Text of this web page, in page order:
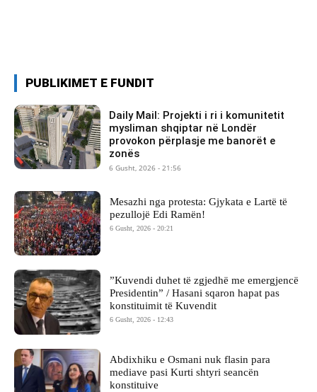
PUBLIKIMET E FUNDIT
Daily Mail: Projekti i ri i komunitetit
mysliman shqiptar në Londër
provokon përplasje me banorët e
zonës
6 Gusht, 2026 - 21:56
Mesazhi nga protesta: Gjykata e Lartë të
pezullojë Edi Ramën!
6 Gusht, 2026 - 20:21
​”Kuvendi duhet të zgjedhë me emergjencë
Presidentin” / Hasani sqaron hapat pas
konstituimit të Kuvendit
6 Gusht, 2026 - 12:43
Abdixhiku e Osmani nuk flasin para
mediave pasi Kurti shtyri seancën
konstituive